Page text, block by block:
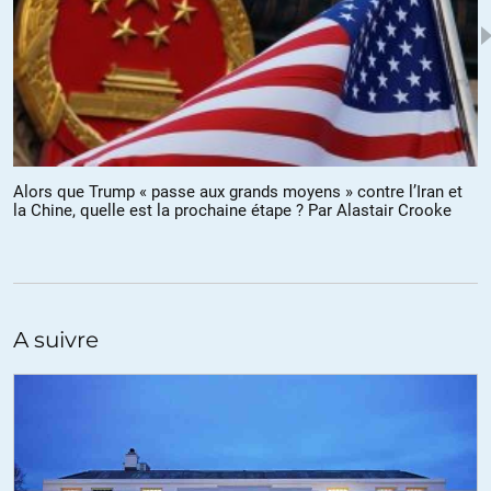
Vous oubliez les escadrons de la mort dans les pays latinos…
Soleil//20.09.2018 à 22h17
La Propagande serbe habituelle….
A défauts d’arguments vous nous envoyez à la figure cette
monopole de l' »information ».
Alors que Trump « passe aux grands moyens » contre l’Iran et
la Chine, quelle est la prochaine étape ? Par Alastair Crooke
A suivre